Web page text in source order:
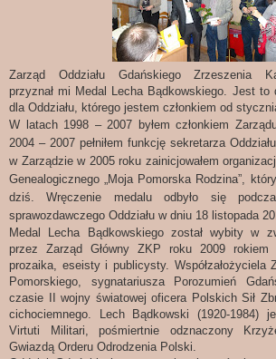
Zarząd Oddziału Gdańskiego Zrzeszenia
przyznał mi Medal Lecha Bądkowskiego. Jest to
dla Oddziału, którego jestem członkiem od
W latach 1998 – 2007 byłem członkiem
2004 – 2007 pełniłem funkcję sekretarza
w Zarządzie w 2005 roku zainicjowałem
Genealogicznego „Moja Pomorska Rodzina”,
dziś. Wręczenie medalu odbyło się
sprawozdawczego Oddziału w dniu 18 listopada
Medal Lecha Bądkowskiego został wybity w
przez Zarząd Główny ZKP roku 2009 rokiem
prozaika, eseisty i publicysty. Współzałożyciela
Pomorskiego, sygnatariusza Porozumień
czasie II wojny światowej oficera Polskich Sił
cichociemnego. Lech Bądkowski (1920-1984)
Virtuti Militari, pośmiertnie odznaczony
Gwiazdą Orderu Odrodzenia Polski.